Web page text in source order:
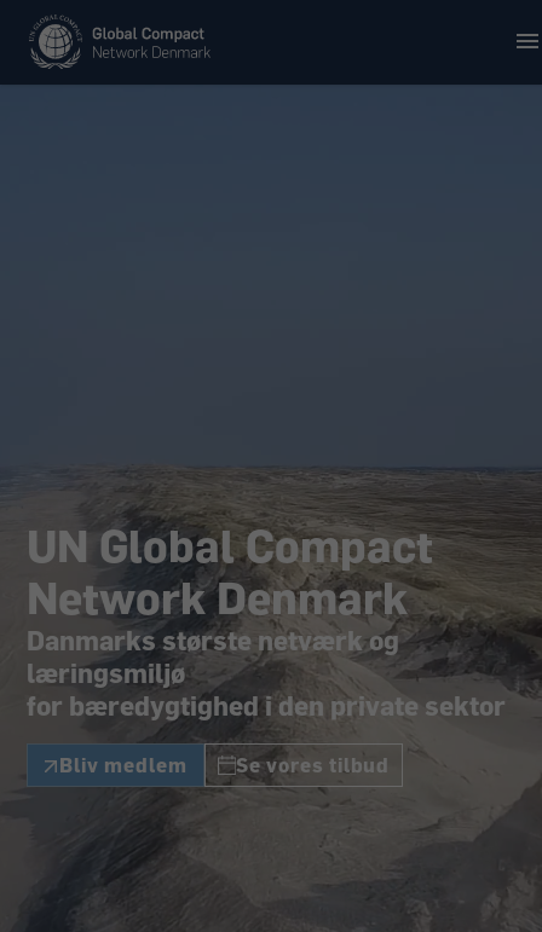
UN Global Compact
Network Denmark
Danmarks største netværk og
læringsmiljø
for bæredygtighed i den private sektor
Bliv medlem Se vores tilbud